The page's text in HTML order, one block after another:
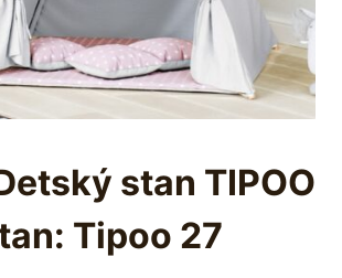
stan TIPOO
Tipoo 27